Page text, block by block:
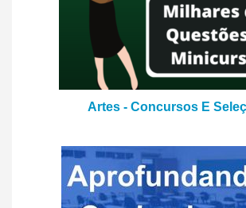
Artes - Concursos E